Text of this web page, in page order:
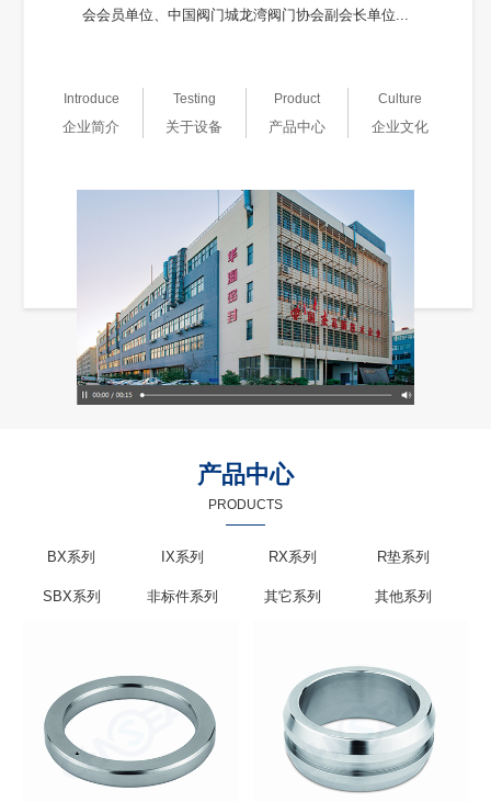
会会员单位、中国阀门城龙湾阀门协会副会长单位...
Introduce
企业简介
Testing
关于设备
Product
产品中心
Culture
企业文化
产品中心
PRODUCTS
BX系列 IX系列 RX系列 R垫系列
SBX系列 非标件系列 其它系列 其他系列